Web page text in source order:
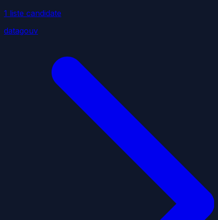
1 liste candidate
datagouv